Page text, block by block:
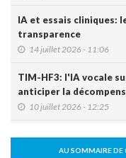
IA et essais cliniques:
transparence
14 juillet 2026 - 11:06
TIM-HF3: l'IA vocale
anticiper la
10 juillet 2026 - 12:25
Le Luxembourg se
européen des données
AU SOMMAIRE DE